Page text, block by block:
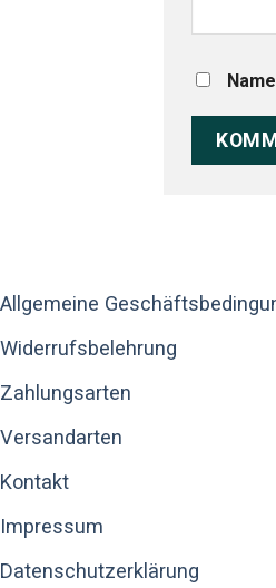
Allgemeine
Widerrufsbelehrung
Zahlungsarten
Versandarten
Kontakt
Impressum
Datenschutzerklärung